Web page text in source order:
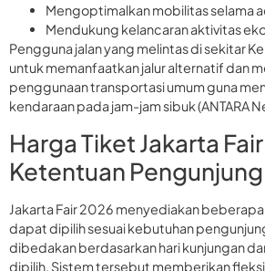
Mengoptimalkan mobilitas selama
Mendukung kelancaran aktivitas
Pengguna jalan yang melintas di sekitar
untuk memanfaatkan jalur alternatif dan
penggunaan transportasi umum guna
kendaraan pada jam-jam sibuk (ANTARA
Harga Tiket Jakarta
Ketentuan Pengunjung
Jakarta Fair 2026 menyediakan
dapat dipilih sesuai kebutuhan
dibedakan berdasarkan hari kunjungan
dipilih. Sistem tersebut memberikan